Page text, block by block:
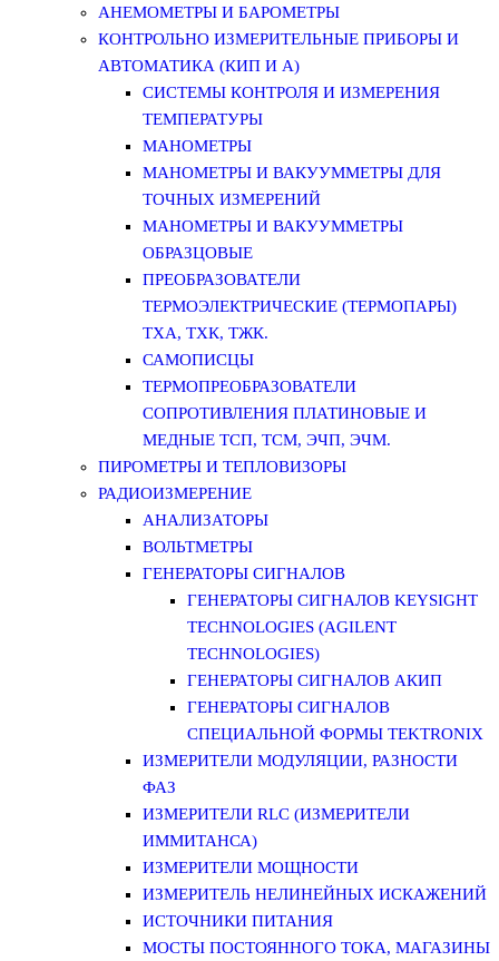
АНЕМОМЕТРЫ И БАРОМЕТРЫ
КОНТРОЛЬНО ИЗМЕРИТЕЛЬНЫЕ ПРИБОРЫ И
АВТОМАТИКА (КИП И А)
СИСТЕМЫ КОНТРОЛЯ И ИЗМЕРЕНИЯ
ТЕМПЕРАТУРЫ
МАНОМЕТРЫ
МАНОМЕТРЫ И ВАКУУММЕТРЫ ДЛЯ
ТОЧНЫХ ИЗМЕРЕНИЙ
МАНОМЕТРЫ И ВАКУУММЕТРЫ
ОБРАЗЦОВЫЕ
ПРЕОБРАЗОВАТЕЛИ
ТЕРМОЭЛЕКТРИЧЕСКИЕ (ТЕРМОПАРЫ)
ТХА, ТХК, ТЖК.
САМОПИСЦЫ
ТЕРМОПРЕОБРАЗОВАТЕЛИ
СОПРОТИВЛЕНИЯ ПЛАТИНОВЫЕ И
МЕДНЫЕ ТСП, ТСМ, ЭЧП, ЭЧМ.
ПИРОМЕТРЫ И ТЕПЛОВИЗОРЫ
РАДИОИЗМЕРЕНИЕ
АНАЛИЗАТОРЫ
ВОЛЬТМЕТРЫ
ГЕНЕРАТОРЫ СИГНАЛОВ
ГЕНЕРАТОРЫ СИГНАЛОВ KEYSIGHT
TECHNOLOGIES (AGILENT
TECHNOLOGIES)
ГЕНЕРАТОРЫ СИГНАЛОВ АКИП
ГЕНЕРАТОРЫ СИГНАЛОВ
СПЕЦИАЛЬНОЙ ФОРМЫ TEKTRONIX
ИЗМЕРИТЕЛИ МОДУЛЯЦИИ, РАЗНОСТИ
ФАЗ
ИЗМЕРИТЕЛИ RLC (ИЗМЕРИТЕЛИ
ИММИТАНСА)
ИЗМЕРИТЕЛИ МОЩНОСТИ
ИЗМЕРИТЕЛЬ НЕЛИНЕЙНЫХ ИСКАЖЕНИЙ
ИСТОЧНИКИ ПИТАНИЯ
МОСТЫ ПОСТОЯННОГО ТОКА, МАГАЗИНЫ